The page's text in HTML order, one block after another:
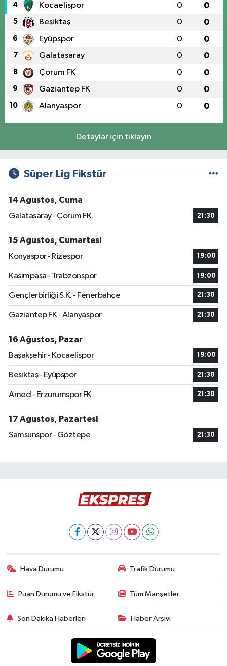
4 Kocaelispor 0 0
5 Beşiktaş 0 0
6 Eyüpspor 0 0
7 Galatasaray 0 0
8 Çorum FK 0 0
9 Gaziantep FK 0 0
10 Alanyaspor 0 0
Detaylar için tıklayın
Süper Lig Fikstür
14 Ağustos, Cuma
Galatasaray - Çorum FK
21:30
15 Ağustos, Cumartesi
Konyaspor - Rizespor
19:00
Kasımpaşa - Trabzonspor 19:00
Gençlerbirliği S.K. - Fenerbahçe 21:30
Gaziantep FK - Alanyaspor 21:30
16 Ağustos, Pazar
Başakşehir - Kocaelispor
19:00
Beşiktaş - Eyüpspor 21:30
Amed - Erzurumspor FK 21:30
17 Ağustos, Pazartesi
Samsunspor - Göztepe
21:30
Hava Durumu Trafik Durumu
Puan Durumu ve Fikstür Tüm Manşetler
Son Dakika Haberleri Haber Arşivi